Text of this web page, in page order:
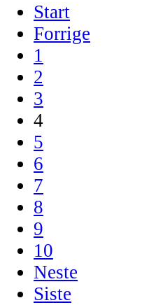
Start
Forrige
1
2
3
4
5
6
7
8
9
10
Neste
Siste